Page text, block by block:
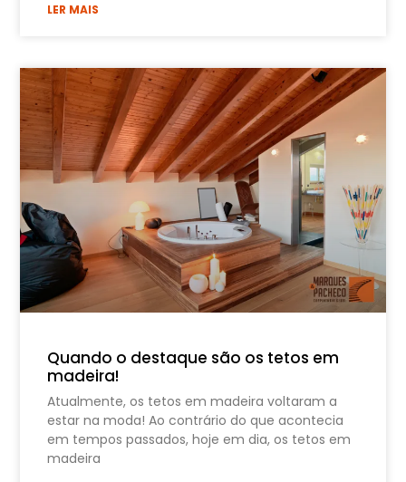
LER MAIS
Quando o destaque são os tetos em
madeira!
Atualmente, os tetos em madeira voltaram a
estar na moda! Ao contrário do que acontecia
em tempos passados, hoje em dia, os tetos em
madeira